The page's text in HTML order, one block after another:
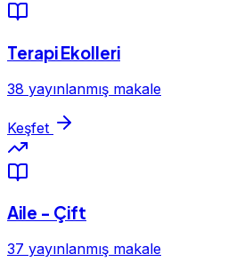
Terapi Ekolleri
38 yayınlanmış makale
Keşfet
Aile - Çift
37 yayınlanmış makale